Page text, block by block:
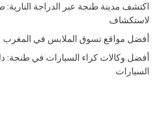
اكتشف مدينة طنجة عبر الدراجة النارية:
لاستكشاف
أفضل مواقع تسوق الملابس في المغرب
أفضل وكالات كراء السيارات في طنجة:
السيارات